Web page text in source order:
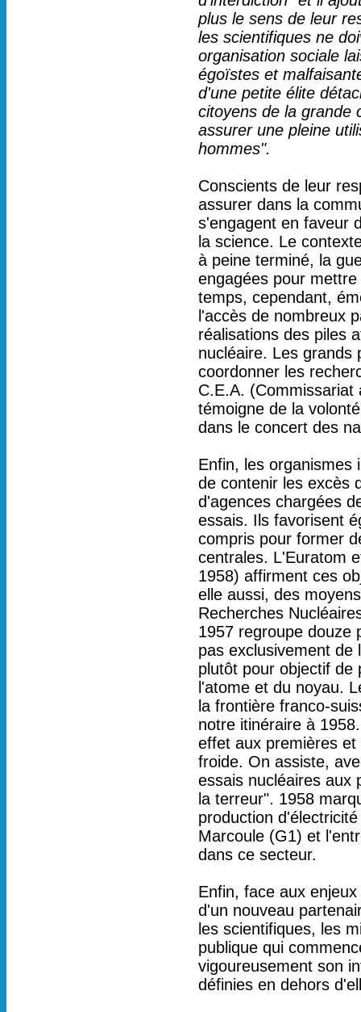
plus le sens de leur
les scientifiques ne
organisation sociale
égoïstes et
d'une petite élite
citoyens de la grande
assurer une pleine
hommes".
Conscients de leur
assurer dans la
s'engagent en faveur
la science. Le
à peine terminé, la
engagées pour
temps, cependant,
l'accès de nombreux
réalisations des piles
nucléaire. Les grands
coordonner les
C.E.A. (Commissariat
témoigne de la
dans le concert des
Enfin, les organismes
de contenir les excès
d'agences chargées
essais. Ils favorisent
compris pour former
centrales. L'Euratom
1958) affirment ces
elle aussi, des
Recherches
1957 regroupe douze
pas exclusivement de
plutôt pour objectif de
l'atome et du noyau.
la frontière franco-
notre itinéraire à
effet aux premières
froide. On assiste,
essais nucléaires aux
la terreur". 1958
production
Marcoule (G1) et
dans ce secteur.
Enfin, face aux
d'un nouveau
les scientifiques, les
publique qui
vigoureusement son
définies en dehors